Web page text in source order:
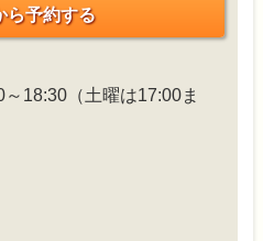
ら予約する
18:30（土曜は17:00ま